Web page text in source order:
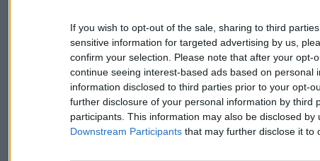
If you wish to opt-out of the sale, sharing to third
sensitive information for targeted advertising by us,
confirm your selection. Please note that after your opt-
continue seeing interest-based ads based on personal
information disclosed to third parties prior to your opt-
further disclosure of your personal information by third
participants. This information may also be disclosed
Downstream Participants that may further disclose it to
παραλαβής προσφορών δέκα πέντε (15)
της σύμβασης στο ΚΗΜΔΗΣ, σύμφωνα
4412/2016 και συγκεκριμένα την Τρίτη,
δημοπρατούμενου αντικειμένου.
Η διαδικασία σύναψη της σύμβασης,
ηλεκτρονική υποβολή, εκτελούνται με
Ηλεκτρονικών Δημοσίων Συμβάσεων